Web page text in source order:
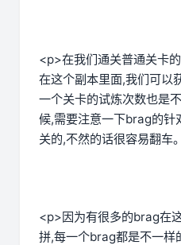
<p>在我们通关普通关卡
在这个副本里面,我们可以
一个关卡的试炼次数也是
候,需要注意一下brag的针
关的,不然的话很容易翻车
<p>因为有很多的brag在
拼,每一个brag都是不一